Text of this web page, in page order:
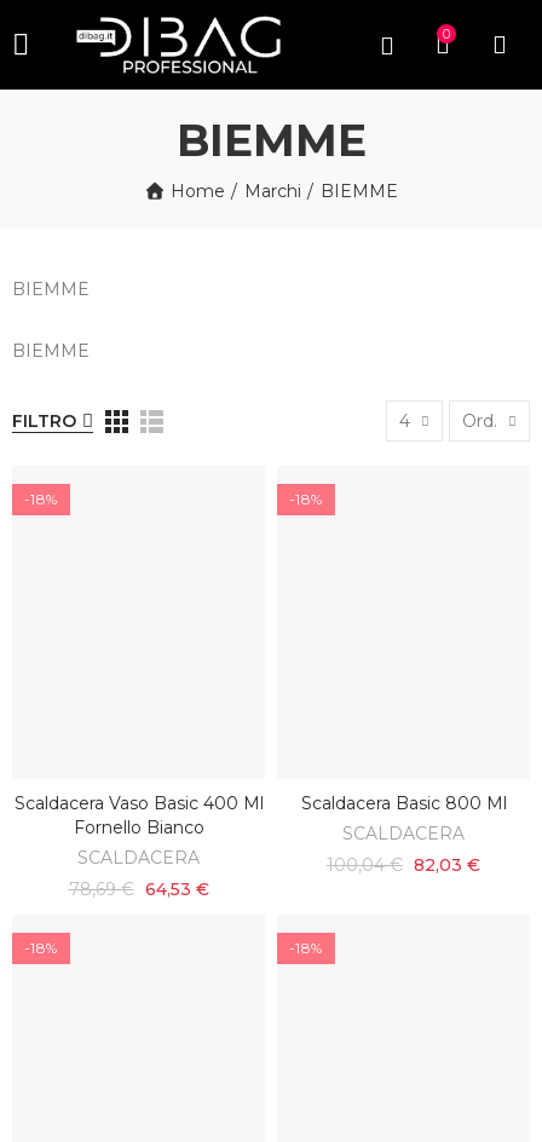
0
BIEMME
Home Marchi BIEMME
BIEMME
BIEMME
FILTRO 4 Ord.
-18%
AGGIUNGI AL CARRELLO
Scaldacera Vaso Basic 400 Ml
Fornello Bianco
SCALDACERA
78,69 € 64,53 €
-18%
AGGIUNGI AL CARRELLO
Scaldacera Basic 800 Ml
SCALDACERA
100,04 € 82,03 €
-18% -18%